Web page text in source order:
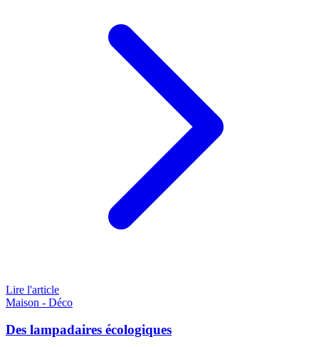
Lire l'article
Maison - Déco
Des lampadaires écologiques